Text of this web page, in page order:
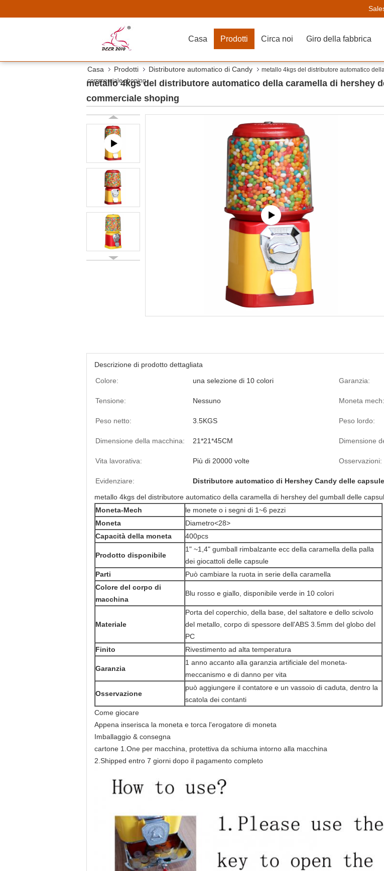
Casa Prodotti Circa noi Giro della fabbrica
Casa Prodotti Distributore automatico di Candy
metallo 4kgs del distributore automatico
commerciale shoping
metallo 4kgs del distributore automatico della caramella di hershey
commerciale shoping
Descrizione di prodotto dettagliata
Colore:
una selezione di 10 colori Garanzia:
Tensione: Nessuno Moneta mech:
Peso netto: 3.5KGS Peso lordo:
Dimensione della macchina: 21*21*45CM Dimensione
Vita lavorativa: Più di 20000 volte Osservazioni:
Evidenziare: Distributore automatico di Hershey Candy delle capsule
metallo 4kgs del distributore automatico della caramella di hershey del gumball delle
Moneta-Mech
le monete o i segni di 1~6 pezzi
Moneta
Diametro<28>
Capacità della moneta
400pcs
Prodotto disponibile
1" ~1,4" gumball rimbalzante ecc della caramella della palla
dei giocattoli delle capsule
Parti
Può cambiare la ruota in serie della caramella
Colore del corpo di
macchina
Blu rosso e giallo, disponibile verde in 10 colori
Materiale
Porta del coperchio, della base, del saltatore e dello scivolo
del metallo, corpo di spessore dell'ABS 3.5mm del globo del
PC
Finito
Rivestimento ad alta temperatura
Garanzia
1 anno accanto alla garanzia artificiale del moneta-
meccanismo e di danno per vita
Osservazione
può aggiungere il contatore e un vassoio di caduta, dentro la
scatola dei contanti
Come giocare
Appena inserisca la moneta e torca l'erogatore di moneta
Imballaggio & consegna
cartone 1.One per macchina, protettiva da schiuma intorno alla macchina
2.Shipped entro 7 giorni dopo il pagamento completo